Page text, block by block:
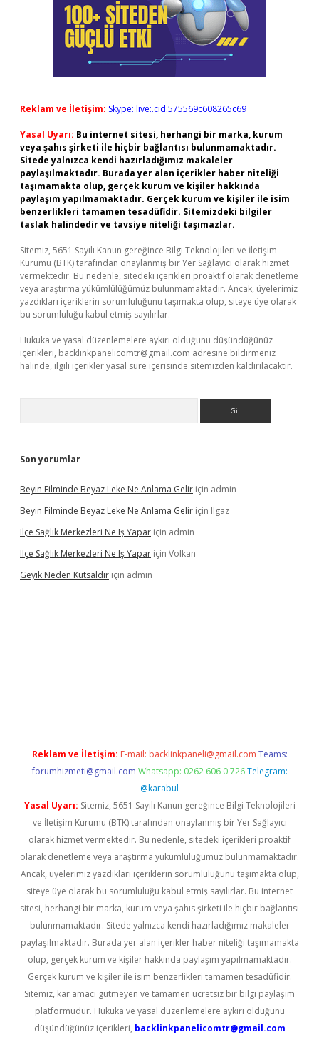
Reklam ve İletişim: Skype: live:.cid.575569c608265c69
Yasal Uyarı: Bu internet sitesi, herhangi bir marka, kurum
veya şahıs şirketi ile hiçbir bağlantısı bulunmamaktadır.
Sitede yalnızca kendi hazırladığımız makaleler
paylaşılmaktadır. Burada yer alan içerikler haber niteliği
taşımamakta olup, gerçek kurum ve kişiler hakkında
paylaşım yapılmamaktadır. Gerçek kurum ve kişiler ile isim
benzerlikleri tamamen tesadüfidir. Sitemizdeki bilgiler
taslak halindedir ve tavsiye niteliği taşımazlar.
Sitemiz, 5651 Sayılı Kanun gereğince Bilgi Teknolojileri ve İletişim
Kurumu (BTK) tarafından onaylanmış bir Yer Sağlayıcı olarak hizmet
vermektedir. Bu nedenle, sitedeki içerikleri proaktif olarak denetleme
veya araştırma yükümlülüğümüz bulunmamaktadır. Ancak, üyelerimiz
yazdıkları içeriklerin sorumluluğunu taşımakta olup, siteye üye olarak
bu sorumluluğu kabul etmiş sayılırlar.
Hukuka ve yasal düzenlemelere aykırı olduğunu düşündüğünüz
içerikleri, backlinkpanelicomtr@gmail.com adresine bildirmeniz
halinde, ilgili içerikler yasal süre içerisinde sitemizden kaldırılacaktır.
Son yorumlar
Beyin Filminde Beyaz Leke Ne Anlama Gelir için admin
Beyin Filminde Beyaz Leke Ne Anlama Gelir için Ilgaz
Ilçe Sağlık Merkezleri Ne Iş Yapar için admin
Ilçe Sağlık Merkezleri Ne Iş Yapar için Volkan
Geyik Neden Kutsaldır için admin
Reklam ve İletişim: E-mail: backlinkpaneli@gmail.com Teams:
forumhizmeti@gmail.com Whatsapp: 0262 606 0 726 Telegram:
@karabul
Yasal Uyarı: Sitemiz, 5651 Sayılı Kanun gereğince Bilgi Teknolojileri
ve İletişim Kurumu (BTK) tarafından onaylanmış bir Yer Sağlayıcı
olarak hizmet vermektedir. Bu nedenle, sitedeki içerikleri proaktif
olarak denetleme veya araştırma yükümlülüğümüz bulunmamaktadır.
Ancak, üyelerimiz yazdıkları içeriklerin sorumluluğunu taşımakta olup,
siteye üye olarak bu sorumluluğu kabul etmiş sayılırlar. Bu internet
sitesi, herhangi bir marka, kurum veya şahıs şirketi ile hiçbir bağlantısı
bulunmamaktadır. Sitede yalnızca kendi hazırladığımız makaleler
paylaşılmaktadır. Burada yer alan içerikler haber niteliği taşımamakta
olup, gerçek kurum ve kişiler hakkında paylaşım yapılmamaktadır.
Gerçek kurum ve kişiler ile isim benzerlikleri tamamen tesadüfidir.
Sitemiz, kar amacı gütmeyen ve tamamen ücretsiz bir bilgi paylaşım
platformudur. Hukuka ve yasal düzenlemelere aykırı olduğunu
düşündüğünüz içerikleri, backlinkpanelicomtr@gmail.com